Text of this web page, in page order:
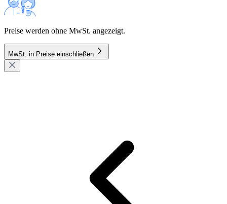
Preise werden ohne MwSt. angezeigt.
MwSt. in Preise einschließen